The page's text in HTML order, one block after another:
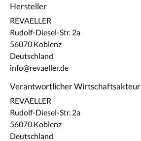
Hersteller
REVAELLER
Rudolf-Diesel-Str. 2a
56070 Koblenz
Deutschland
info@revaeller.de
Verantwortlicher Wirtschaftsakteur
REVAELLER
Rudolf-Diesel-Str. 2a
56070 Koblenz
Deutschland